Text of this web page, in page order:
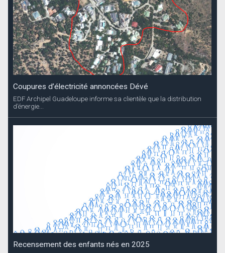
Coupures d’électricité annoncées Dévé
EDF Archipel Guadeloupe informe sa clientèle que la distribution
d’énergie...
Recensement des enfants nés en 2025